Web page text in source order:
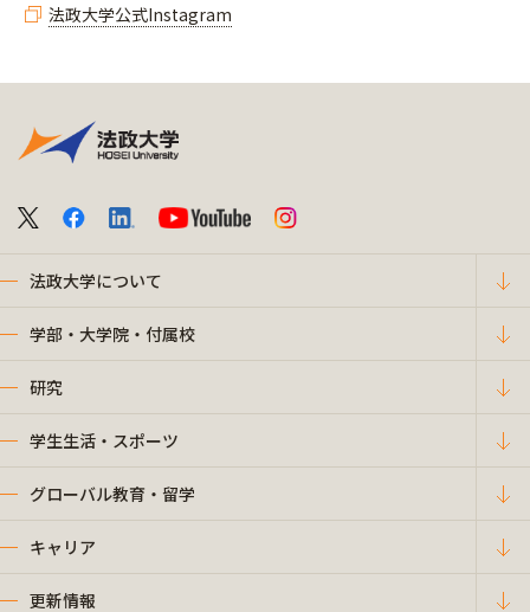
法政大学公式Instagram
法政大学について
学部・大学院・付属校
研究
学生生活・スポーツ
グローバル教育・留学
キャリア
更新情報